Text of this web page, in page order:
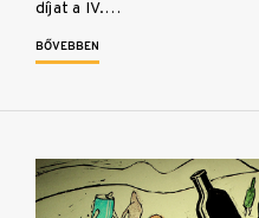
díjat a IV.…
BŐVEBBEN